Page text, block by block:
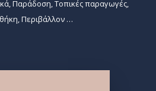
Παράδοση, Τοπικές παραγωγές,
Περιβάλλον …